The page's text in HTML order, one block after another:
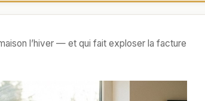
l’hiver — et qui fait exploser la facture